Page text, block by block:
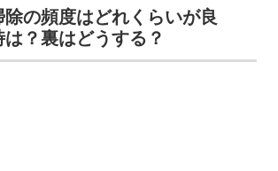
の頻度はどれくらいが良
？裏はどうする？